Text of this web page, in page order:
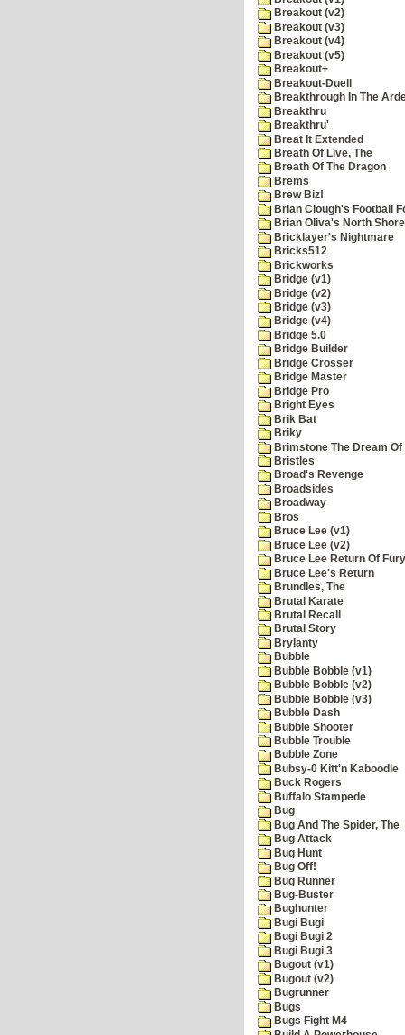
Breakout (v2)
Breakout (v3)
Breakout (v4)
Breakout (v5)
Breakout+
Breakout-Duell
Breakthrough In The
Breakthru
Breakthru'
Breat It Extended
Breath Of Live, The
Breath Of The Dragon
Brems
Brew Biz!
Brian Clough's Football
Brian Oliva's North
Bricklayer's Nightmare
Bricks512
Brickworks
Bridge (v1)
Bridge (v2)
Bridge (v3)
Bridge (v4)
Bridge 5.0
Bridge Builder
Bridge Crosser
Bridge Master
Bridge Pro
Bright Eyes
Brik Bat
Briky
Brimstone The Dream Of
Bristles
Broad's Revenge
Broadsides
Broadway
Bros
Bruce Lee (v1)
Bruce Lee (v2)
Bruce Lee Return Of Fury
Bruce Lee's Return
Brundles, The
Brutal Karate
Brutal Recall
Brutal Story
Brylanty
Bubble
Bubble Bobble (v1)
Bubble Bobble (v2)
Bubble Bobble (v3)
Bubble Dash
Bubble Shooter
Bubble Trouble
Bubble Zone
Bubsy-0 Kitt'n Kaboodle
Buck Rogers
Buffalo Stampede
Bug
Bug And The Spider, The
Bug Attack
Bug Hunt
Bug Off!
Bug Runner
Bug-Buster
Bughunter
Bugi Bugi
Bugi Bugi 2
Bugi Bugi 3
Bugout (v1)
Bugout (v2)
Bugrunner
Bugs
Bugs Fight M4